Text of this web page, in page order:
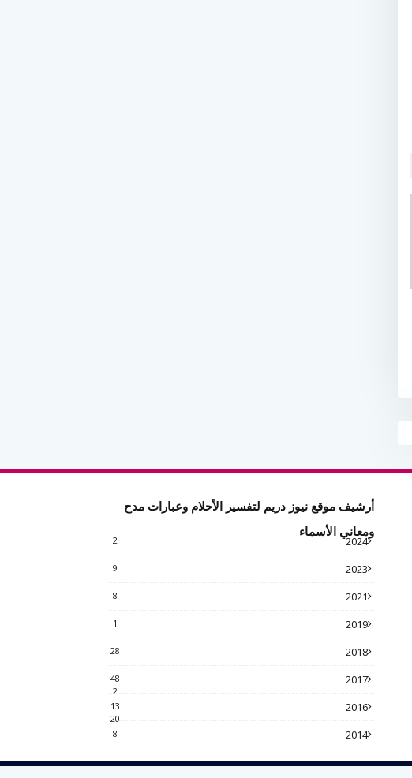
أرشيف موقع نيوز دريم لتفسير الأحلام وعبارات مدح
ومعاني الأسماء
2024
2
2023
9
2021
8
2019
1
2018
28
2017
48
2
2016
13
20
2014
8